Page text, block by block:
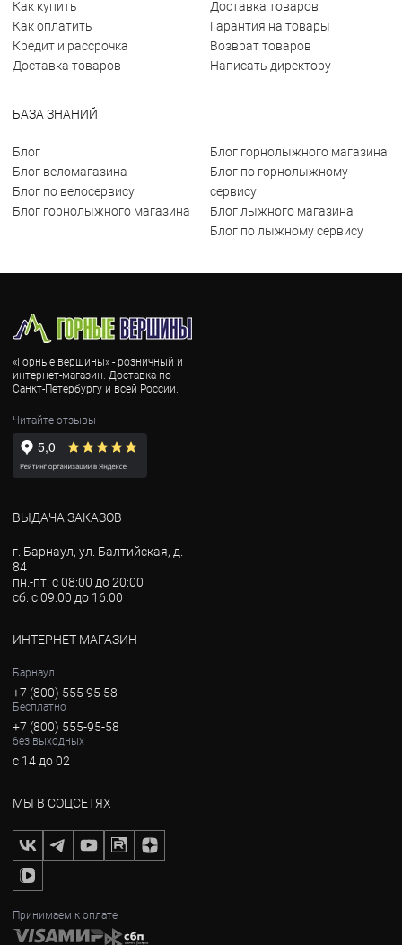
Как купить
Как оплатить
Кредит и рассрочка
Доставка товаров
Доставка товаров
Гарантия на товары
Возврат товаров
Написать директору
БАЗА ЗНАНИЙ
Блог
Блог веломагазина
Блог по велосервису
Блог горнолыжного магазина
Блог горнолыжного магазина
Блог по горнолыжному
сервису
Блог лыжного магазина
Блог по лыжному сервису
«Горные вершины» - розничный и
интернет-магазин. Доставка по
Санкт-Петербургу и всей России.
Читайте отзывы
ВЫДАЧА ЗАКАЗОВ
г. Барнаул, ул. Балтийская, д.
84
пн.-пт. с 08:00 до 20:00
сб. с 09:00 до 16:00
ИНТЕРНЕТ МАГАЗИН
Барнаул
+7 (800) 555 95 58
Бесплатно
+7 (800) 555-95-58
без выходных
с 14 до 02
МЫ В СОЦСЕТЯХ
Принимаем к оплате